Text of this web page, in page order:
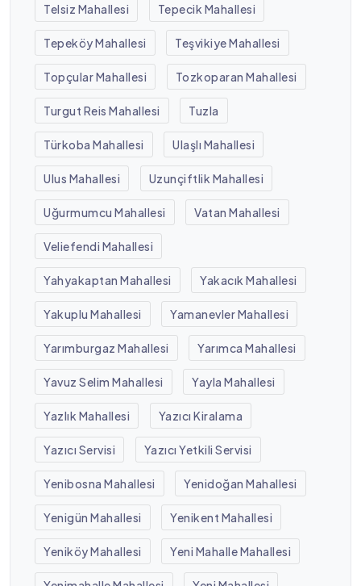
Telsiz Mahallesi Tepecik Mahallesi
Tepeköy Mahallesi Teşvikiye Mahallesi
Topçular Mahallesi Tozkoparan Mahallesi
Turgut Reis Mahallesi Tuzla
Türkoba Mahallesi Ulaşlı Mahallesi
Ulus Mahallesi Uzunçiftlik Mahallesi
Uğurmumcu Mahallesi Vatan Mahallesi
Veliefendi Mahallesi
Yahyakaptan Mahallesi Yakacık Mahallesi
Yakuplu Mahallesi Yamanevler Mahallesi
Yarımburgaz Mahallesi Yarımca Mahallesi
Yavuz Selim Mahallesi Yayla Mahallesi
Yazlık Mahallesi Yazıcı Kiralama
Yazıcı Servisi Yazıcı Yetkili Servisi
Yenibosna Mahallesi Yenidoğan Mahallesi
Yenigün Mahallesi Yenikent Mahallesi
Yeniköy Mahallesi Yeni Mahalle Mahallesi